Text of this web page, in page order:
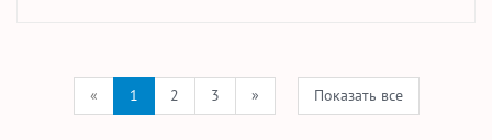
« 1 2 3 » Показать все